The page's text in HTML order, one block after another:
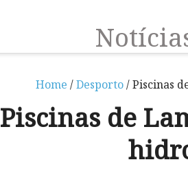
Home /Desporto/ Piscinas
Piscinas de